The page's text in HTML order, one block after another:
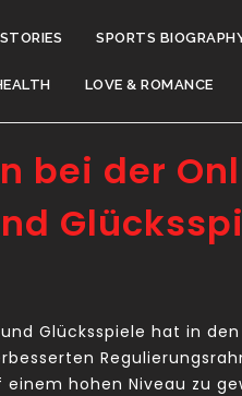
SPORTS
LOVE & ROMANCE
bei der
Glücksspiele hat in
hohen Niveau zu